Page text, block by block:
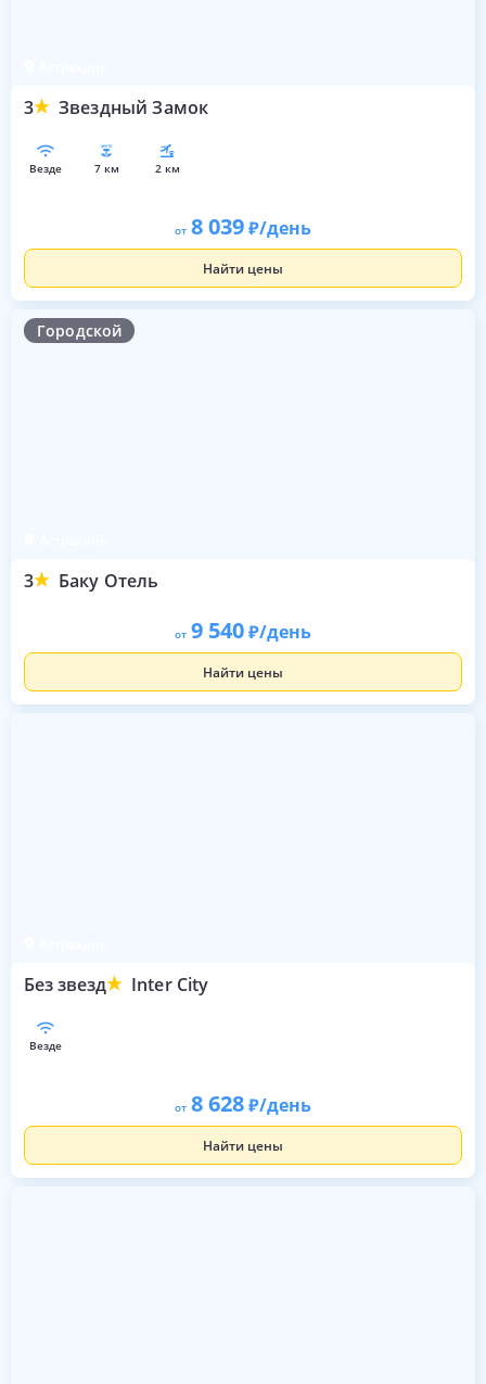
3 Звездный Замок
везде 7 км 2 км
от 8 039 /день
Найти цены
Городской
3 Баку Отель
от 9 540 /день
Найти цены
Без звезд Inter City
везде
от 8 628 /день
Найти цены